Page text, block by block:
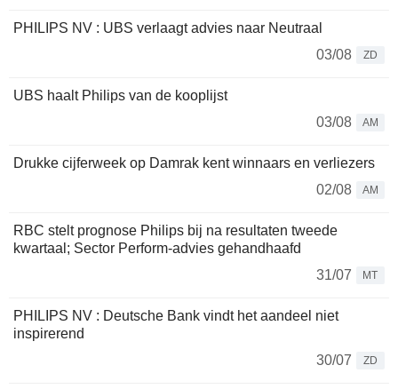
PHILIPS NV : UBS verlaagt advies naar Neutraal
03/08
ZD
UBS haalt Philips van de kooplijst
03/08
AM
Drukke cijferweek op Damrak kent winnaars en verliezers
02/08
AM
RBC stelt prognose Philips bij na resultaten tweede
kwartaal; Sector Perform-advies gehandhaafd
31/07
MT
PHILIPS NV : Deutsche Bank vindt het aandeel niet
inspirerend
30/07
ZD